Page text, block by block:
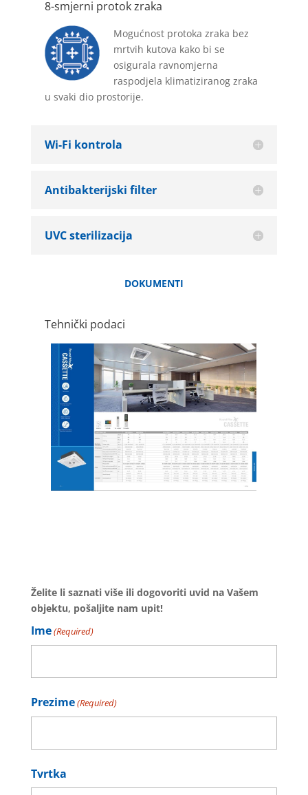
8-smjerni protok zraka
Mogućnost protoka zraka bez
mrtvih kutova kako bi se
osigurala ravnomjerna
raspodjela klimatiziranog zraka
u svaki dio prostorije.
Wi-Fi kontrola
Antibakterijski filter
UVC sterilizacija
DOKUMENTI
Tehnički podaci
Želite li saznati više ili dogovoriti uvid na Vašem
objektu, pošaljite nam upit!
Ime(Required)
Prezime(Required)
Tvrtka